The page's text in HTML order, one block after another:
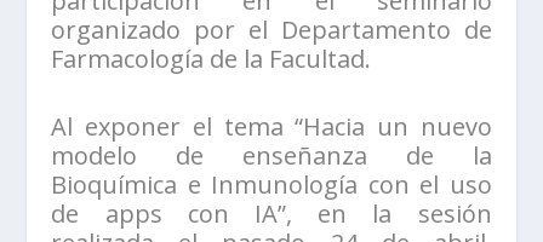
organizado por el Departamento de
Farmacología de la Facultad.
Al exponer el tema “Hacia un nuevo
modelo de enseñanza de la
Bioquímica e Inmunología con el uso
de apps con IA”, en la sesión